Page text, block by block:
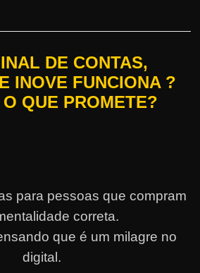
DE CONTAS,
INOVE FUNCIONA ?
QUE PROMETE?
para pessoas que compram
correta.
que é um milagre no
digital.